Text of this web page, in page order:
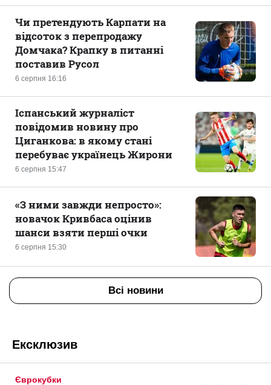
6 серпня 16:16
Чи претендують Карпати на
відсоток з перепродажу
Домчака? Крапку в питанні
поставив Русол
6 серпня 15:47
Іспанський журналіст
повідомив новину про
Циганкова: в якому стані
перебуває українець Жирони
6 серпня 15:30
«З ними завжди непросто»:
новачок Кривбаса оцінив
шанси взяти перші очки
Всі новини
Ексклюзив
Єврокубки